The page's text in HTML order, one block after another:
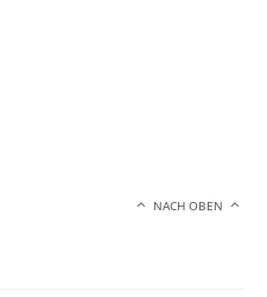
NACH OBEN